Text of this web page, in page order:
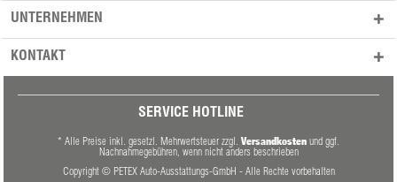
UNTERNEHMEN
KONTAKT
SERVICE HOTLINE
* Alle Preise inkl. gesetzl. Mehrwertsteuer zzgl. Versandkosten und ggf.
Nachnahmegebühren, wenn nicht anders beschrieben
Copyright © PETEX Auto-Ausstattungs-GmbH - Alle Rechte vorbehalten